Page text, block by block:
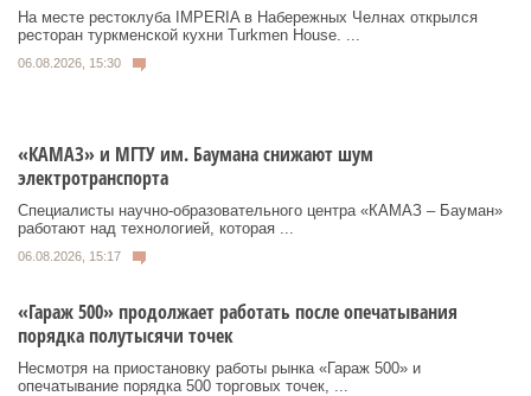
На месте рестоклуба IMPERIA в Набережных Челнах открылся
ресторан туркменской кухни Turkmen House. ...
06.08.2026, 15:30
«КАМАЗ» и МГТУ им. Баумана снижают шум
электротранспорта
Специалисты научно-образовательного центра «КАМАЗ – Бауман»
работают над технологией, которая ...
06.08.2026, 15:17
«Гараж 500» продолжает работать после опечатывания
порядка полутысячи точек
Несмотря на приостановку работы рынка «Гараж 500» и
опечатывание порядка 500 торговых точек, ...